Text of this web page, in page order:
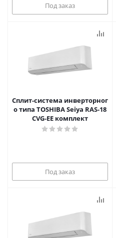
Под заказ
Сплит-система инверторног
о типа TOSHIBA Seiya RAS-18
CVG-EE комплект
Под заказ